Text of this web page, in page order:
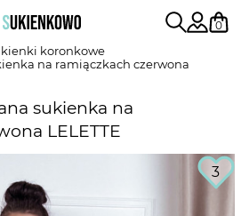
Sukienki
SUKIENKI
0
koronkowe
na ramiączkach czerwona
sukienka na
LELETTE
3